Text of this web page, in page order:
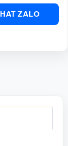
ZALO